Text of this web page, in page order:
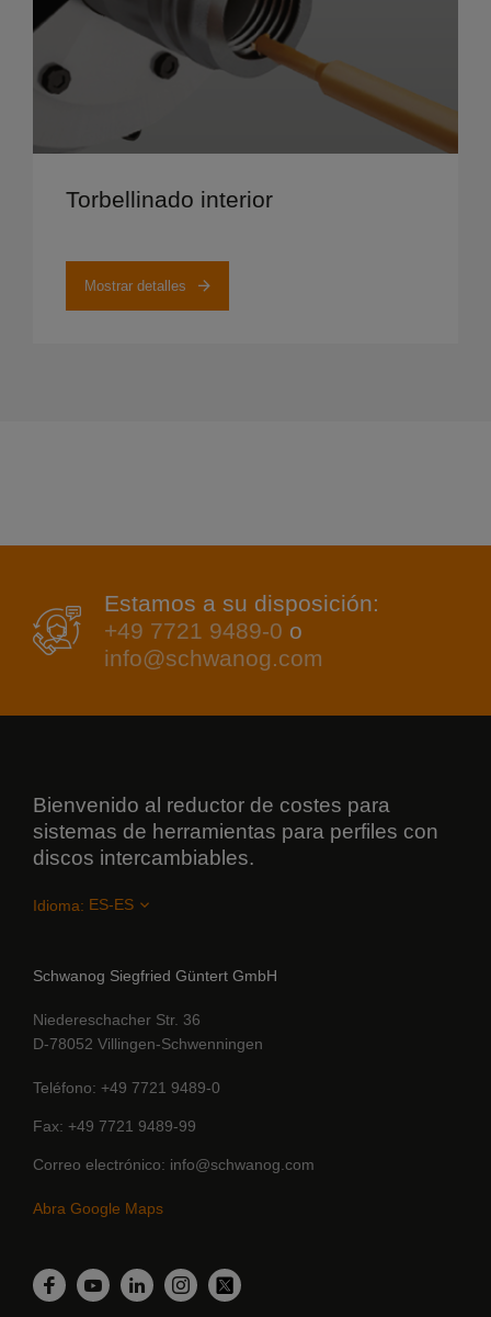
Torbellinado interior
Mostrar detalles
Estamos a su disposición:
+49 7721 9489-0 o
info@schwanog.com
Bienvenido al reductor de costes para
sistemas de herramientas para perfiles con
discos intercambiables.
Idioma:
Schwanog Siegfried Güntert GmbH
Niedereschacher Str. 36
D-78052 Villingen-Schwenningen
Teléfono +49 7721 9489-0
Fax +49 7721 9489-99
Correo electrónico info@schwanog.com
Abra Google Maps
Facebook
YouTubeLinkedinInstagram
Twitter